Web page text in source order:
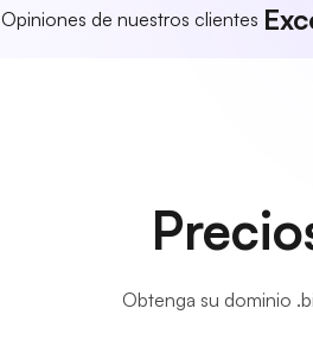
Opiniones de nuestros clientes
Obtenga su dominio